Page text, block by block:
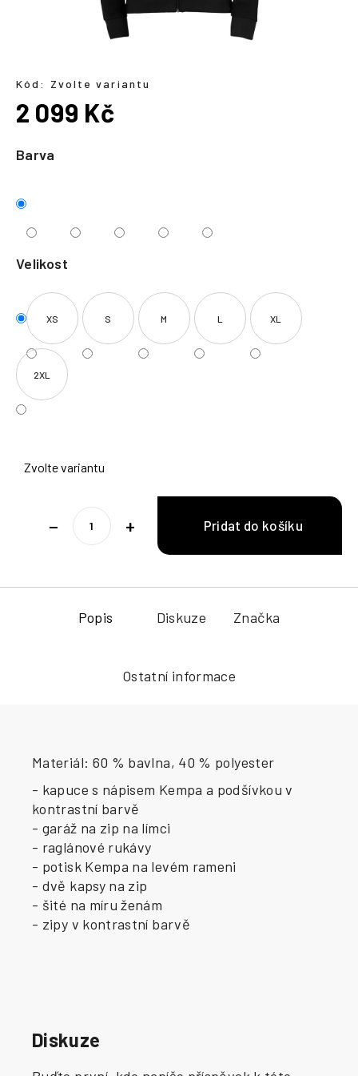
Barva
Velikost
XS S M L XL
2XL
Zvolte variantu
+
−
Kód: Zvolte variantu
2 099 Kč
cena:
Popis Diskuze Značka
Ostatní informace
Materiál: 60 % bavlna, 40 % polyester
- kapuce s nápisem Kempa a podšívkou v
kontrastní barvě
- garáž na zip na límci
- raglánové rukávy
- potisk Kempa na levém rameni
- dvě kapsy na zip
- šité na míru ženám
- zipy v kontrastní barvě
Diskuze
t
?